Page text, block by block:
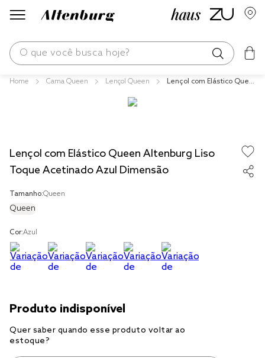
O que você busca hoje?
Cama Queen Lençol Queen
Lençol com Elástico Quee
Lençol com Elástico Queen Altenburg Liso
Toque Acetinado Azul Dimensão
Tamanho:Queen
Queen
Cor:Azul
edredom
jogos cama
travesseiro
cobre leito
jogo cama casal